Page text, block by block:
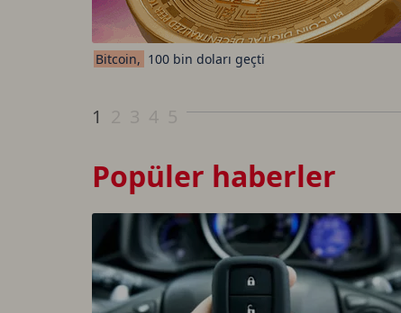
Bitcoin, 100 bin doları geçti
1
Popüler haberler